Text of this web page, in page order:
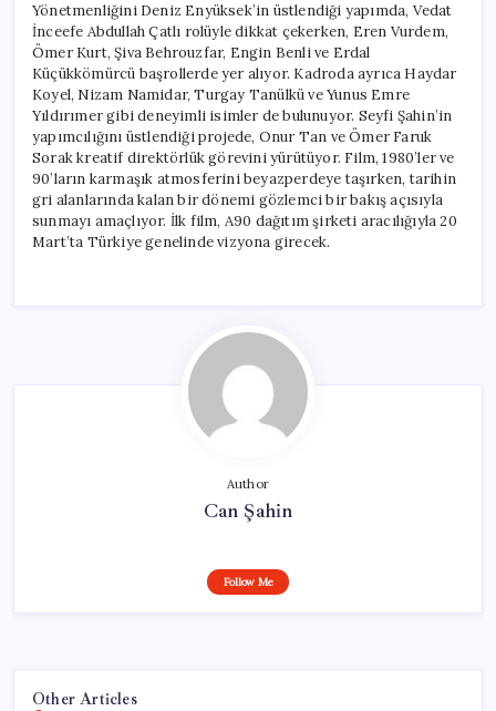
Yönetmenliğini Deniz Enyüksek’in üstlendiği yapımda, Vedat
İnceefe Abdullah Çatlı rolüyle dikkat çekerken, Eren Vurdem,
Ömer Kurt, Şiva Behrouzfar, Engin Benli ve Erdal
Küçükkömürcü başrollerde yer alıyor. Kadroda ayrıca Haydar
Koyel, Nizam Namidar, Turgay Tanülkü ve Yunus Emre
Yıldırımer gibi deneyimli isimler de bulunuyor. Seyfi Şahin’in
yapımcılığını üstlendiği projede, Onur Tan ve Ömer Faruk
Sorak kreatif direktörlük görevini yürütüyor. Film, 1980’ler ve
90’ların karmaşık atmosferini beyazperdeye taşırken, tarihin
gri alanlarında kalan bir dönemi gözlemci bir bakış açısıyla
sunmayı amaçlıyor. İlk film, A90 dağıtım şirketi aracılığıyla 20
Mart’ta Türkiye genelinde vizyona girecek.
Author
Can Şahin
Follow Me
Other Articles